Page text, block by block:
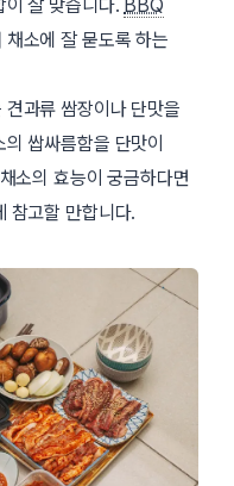
이 잘 맞습니다. BBQ
소에 잘 묻도록 하는
견과류 쌈장이나 단맛을
쌉싸름함을 단맛이
소의 효능이 궁금하다면
참고할 만합니다.